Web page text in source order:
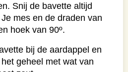
Snij de bavette altijd
mes en de draden van
hoek van 90º.
bij de aardappel en
geheel met wat van